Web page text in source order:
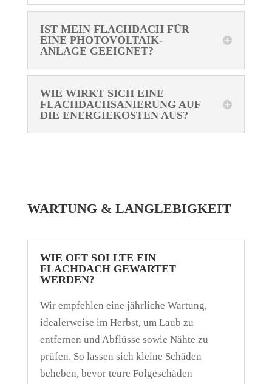
IST MEIN FLACHDACH FÜR
EINE PHOTOVOLTAIK-
ANLAGE GEEIGNET?
WIE WIRKT SICH EINE
FLACHDACHSANIERUNG AUF
DIE ENERGIEKOSTEN AUS?
WARTUNG & LANGLEBIGKEIT
WIE OFT SOLLTE EIN
FLACHDACH GEWARTET
WERDEN?
Wir empfehlen eine jährliche Wartung,
idealerweise im Herbst, um Laub zu
entfernen und Abflüsse sowie Nähte zu
prüfen. So lassen sich kleine Schäden
beheben, bevor teure Folgeschäden